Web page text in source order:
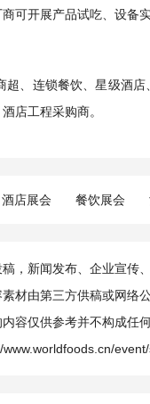
可开展产品试吃、设备
超、连锁餐饮、星级酒
店工程采购商。
酒店展会 餐饮展会
，新闻发布、企业宣传
材由第三方供稿或网络
容仅供参考并不构成任
www.worldfoods.cn/